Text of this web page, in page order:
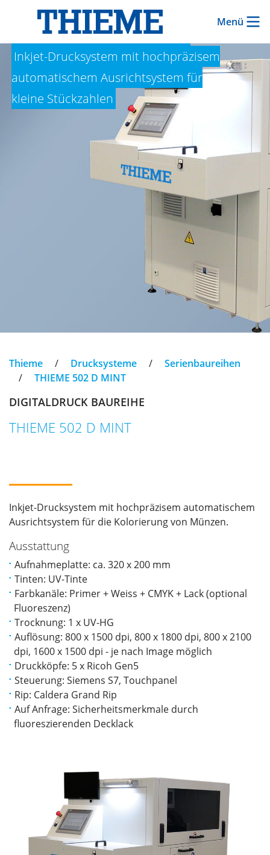
Menü
THIEME 502 D MINT
Inkjet-Drucksystem mit hochpräzisem
automatischem Ausrichtsystem für
kleine Stückzahlen
Thieme / Drucksysteme /
Serienbaureihen
/
THIEME 502 D MINT
DIGITALDRUCK BAUREIHE
THIEME 502 D MINT
Inkjet-Drucksystem mit hochpräzisem automatischem
Ausrichtsystem für die Kolorierung von Münzen.
Ausstattung
Aufnahmeplatte: ca. 320 x 200 mm
Tinten: UV-Tinte
Farbkanäle: Primer + Weiss + CMYK + Lack (optional
Fluoreszenz)
Trocknung: 1 x UV-HG
Auflösung: 800 x 1500 dpi, 800 x 1800 dpi, 800 x 2100
dpi, 1600 x 1500 dpi - je nach Image möglich
Druckköpfe: 5 x Ricoh Gen5
Steuerung: Siemens S7, Touchpanel
Rip: Caldera Grand Rip
Auf Anfrage: Sicherheitsmerkmale durch
fluoreszierenden Decklack